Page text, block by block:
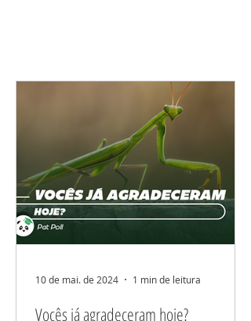
Vocês já agradeceram hoje?
10 de mai. de 2024 1 min de leitura